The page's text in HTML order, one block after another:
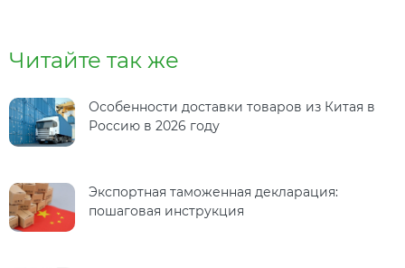
Читайте так же
Особенности доставки товаров из Китая в
Россию в 2026 году
Экспортная таможенная декларация:
пошаговая инструкция